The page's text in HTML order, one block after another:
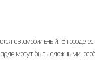
автомобильный. В городе
могут быть сложными,